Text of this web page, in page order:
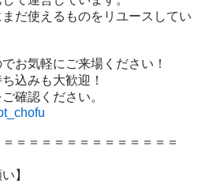
だ使えるものをリユースしてい
お気軽にご来場ください！
込みも大歓迎！
＝＝＝＝＝＝＝＝＝＝＝＝＝
】